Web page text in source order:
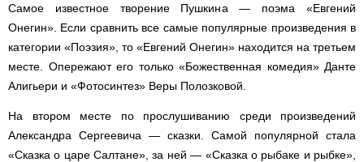
Самое известное творение Пушкина — поэма «Евгений
Онегин». Если сравнить все самые популярные произведения в
категории «Поэзия», то «Евгений Онегин» находится на третьем
месте. Опережают его только «Божественная комедия» Данте
Алигьери и «Фотосинтез» Веры Полозковой.
На втором месте по прослушиванию среди произведений
Александра Сергеевича — сказки. Самой популярной стала
«Сказка о царе Салтане», за ней — «Сказка о рыбаке и рыбке»,